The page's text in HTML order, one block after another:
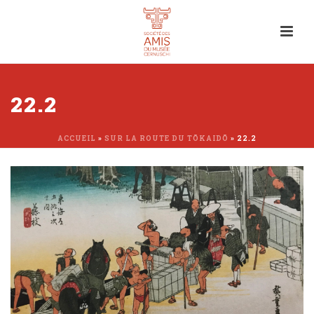
22.2
ACCUEIL » SUR LA ROUTE DU TŌKAIDŌ » 22.2